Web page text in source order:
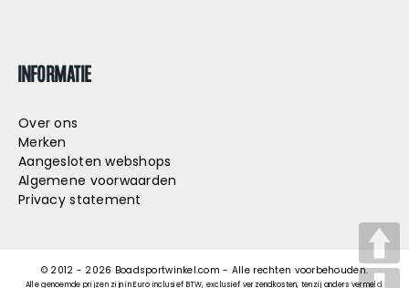
INFORMATIE
Over ons
Merken
Aangesloten webshops
Algemene voorwaarden
Privacy statement
© 2012 - 2026 Boadsportwinkel.com - Alle rechten voorbehouden.
Alle genoemde prijzen zijn in Euro inclusief BTW, exclusief verzendkosten, tenzij anders vermeld.